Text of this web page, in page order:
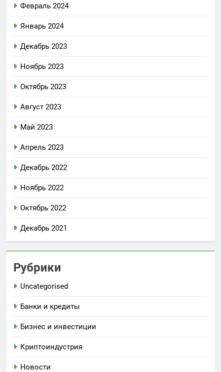
Февраль 2024
Январь 2024
Декабрь 2023
Ноябрь 2023
Октябрь 2023
Август 2023
Май 2023
Апрель 2023
Декабрь 2022
Ноябрь 2022
Октябрь 2022
Декабрь 2021
Рубрики
Uncategorised
Банки и кредиты
Бизнес и инвестиции
Криптоиндустрия
Новости